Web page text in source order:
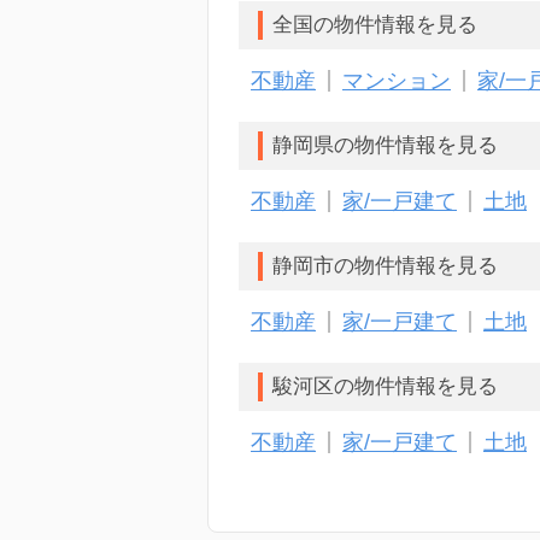
全国の物件情報を見る
不動産 マンション 家/一
静岡県の物件情報を見る
不動産 家/一戸建て 土地
静岡市の物件情報を見る
不動産 家/一戸建て 土地
駿河区の物件情報を見る
不動産 家/一戸建て 土地